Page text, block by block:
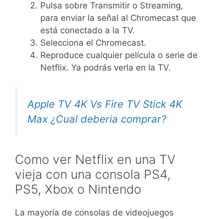
Pulsa sobre Transmitir o Streaming,
para enviar la señal al Chromecast que
está conectado a la TV.
Selecciona el Chromecast.
Reproduce cualquier película o serie de
Netflix. Ya podrás verla en la TV.
Apple TV 4K Vs Fire TV Stick 4K
Max ¿Cual deberia comprar?
Como ver Netflix en una TV
vieja con una consola PS4,
PS5, Xbox o Nintendo
La mayoría de consolas de videojuegos